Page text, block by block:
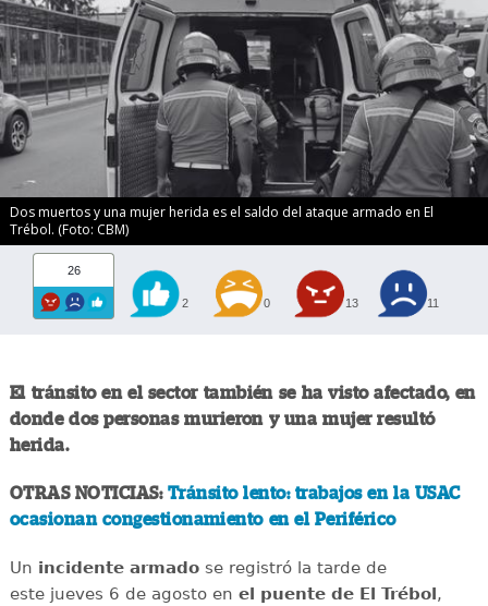
Dos muertos y una mujer herida es el saldo del ataque armado en El
Trébol. (Foto: CBM)
26
2 0 13 11
El tránsito en el sector también se ha visto afectado, en
donde dos personas murieron y una mujer resultó
herida.
OTRAS NOTICIAS: Tránsito lento: trabajos en la USAC
ocasionan congestionamiento en el Periférico
Un incidente armadose registró la tarde de
este jueves 6 de agosto en el puente de El Trébol ,